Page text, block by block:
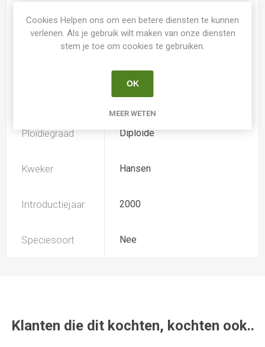
Spider Nee
Hemerocallis
Ploïdiegraad Diploide
Kweker Hansen
Introductiejaar 2000
Speciesoort Nee
Klanten die dit kochten, kochten ook..
Cookies Helpen ons om een betere diensten te kunnen
verlenen. Als je gebruik wilt maken van onze diensten
stem je toe om cookies te gebruiken.
OK
MEER WETEN